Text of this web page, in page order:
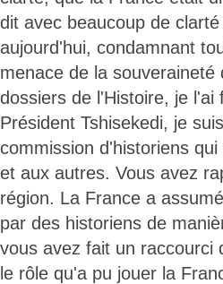
dit avec beaucoup de
aujourd'hui, condamnant
menace de la
dossiers de l'Histoire, je
Président Tshisekedi, je
commission d'historiens
et aux autres. Vous avez
région. La France a
par des historiens de
vous avez fait un raccourci
le rôle qu'a pu jouer la